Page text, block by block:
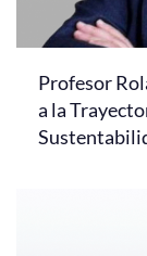
Profesor
a la